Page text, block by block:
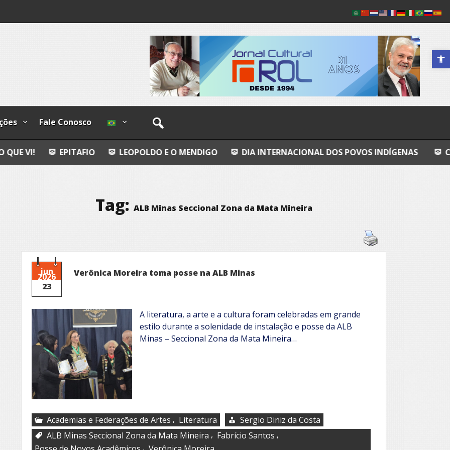
Abrir a
Fale Conosco
LEOPOLDO E O MENDIGO DIA INTERNACIONAL DOS POVOS INDÍGENAS COSMOS
Tag: ALB Minas Seccional Zona da Mata Mineira
jun
2026
23
Verônica Moreira toma posse na ALB Minas
A literatura, a arte e a cultura foram celebradas em grande
estilo durante a solenidade de instalação e posse da ALB
Minas – Seccional Zona da Mata Mineira…
Academias e Federações de Artes , Literatura
Sergio Diniz da Costa
ALB Minas Seccional Zona da Mata Mineira , Fabrício Santos ,
,